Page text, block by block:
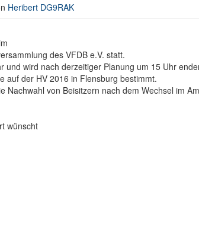
Heribert DG9RAK
des VFDB e.V. statt.
und wird nach derzeitiger Planung um 15 Uhr
auf der HV 2016 in Flensburg bestimmt.
Nachwahl von Beisitzern nach dem Wechsel im
wünscht